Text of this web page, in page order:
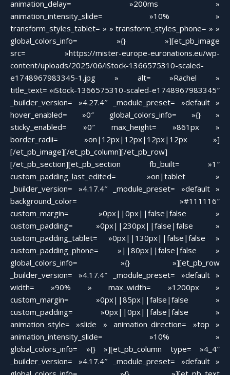
animation_delay= »200ms »
animation_intensity_slide= »10% »
transform_styles_tablet= » » transform_styles_phone= » »
global_colors_info= »{} »][et_pb_image
src= »https://mister-europe-euronations.eu/wp-
content/uploads/2025/06/iStock-1366575310-scaled-
e1748967983345-1.jpg » alt= »Rachel »
title_text= »iStock-1366575310-scaled-e1748967983345″
_builder_version= »4.27.4″ _module_preset= »default »
hover_enabled= »0″ global_colors_info= »{} »
sticky_enabled= »0″ max_height= »861px »
border_radii= »on|12px|12px|12px|12px »]
[/et_pb_image][/et_pb_column][/et_pb_row]
[/et_pb_section][et_pb_section fb_built= »1″
custom_padding_last_edited= »on|tablet »
_builder_version= »4.17.4″ _module_preset= »default »
background_color= »#111116″
custom_margin= »0px||0px||false|false »
custom_padding= »0px||230px||false|false »
custom_padding_tablet= »0px||130px||false|false »
custom_padding_phone= »||80px||false|false »
global_colors_info= »{} »][et_pb_row
_builder_version= »4.17.4″ _module_preset= »default »
width= »90% » max_width= »1200px »
custom_margin= »0px||85px||false|false »
custom_padding= »0px||0px||false|false »
animation_style= »slide » animation_direction= »top »
animation_intensity_slide= »10% »
global_colors_info= »{} »][et_pb_column type= »4_4″
_builder_version= »4.17.4″ _module_preset= »default »